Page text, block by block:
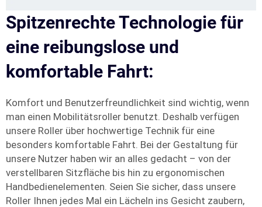
Spitzenrechte Technologie für
eine reibungslose und
komfortable Fahrt:
Komfort und Benutzerfreundlichkeit sind wichtig, wenn
man einen Mobilitätsroller benutzt. Deshalb verfügen
unsere Roller über hochwertige Technik für eine
besonders komfortable Fahrt. Bei der Gestaltung für
unsere Nutzer haben wir an alles gedacht – von der
verstellbaren Sitzfläche bis hin zu ergonomischen
Handbedienelementen. Seien Sie sicher, dass unsere
Roller Ihnen jedes Mal ein Lächeln ins Gesicht zaubern,